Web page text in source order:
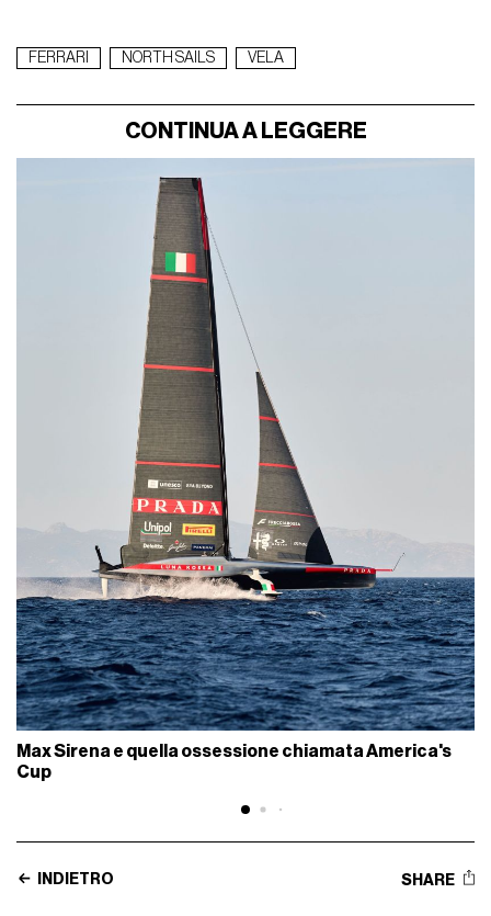
FERRARI NORTH SAILS VELA
CONTINUA A LEGGERE
Max Sirena e quella ossessione chiamata America's
Cup
INDIETRO SHARE